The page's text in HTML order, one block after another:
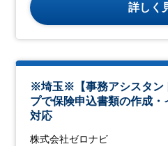
詳しく
※埼玉※【事務アシスタン
プで保険申込書類の作成
対応
株式会社ゼロナビ